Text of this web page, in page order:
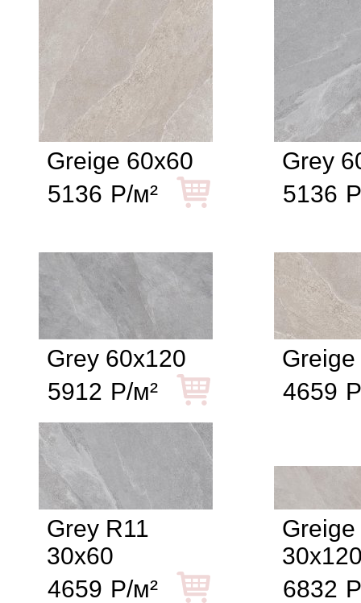
Greige 60x60
5136 Р/м²
Grey
5136
Grey 60x120
5912 Р/м²
4659
Grey R11
30x60
4659 Р/м²
Greige
6832